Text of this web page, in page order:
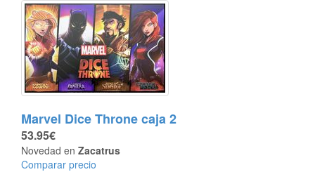
Marvel Dice Throne caja 2
53.95€
Novedad en Zacatrus
Comparar precio